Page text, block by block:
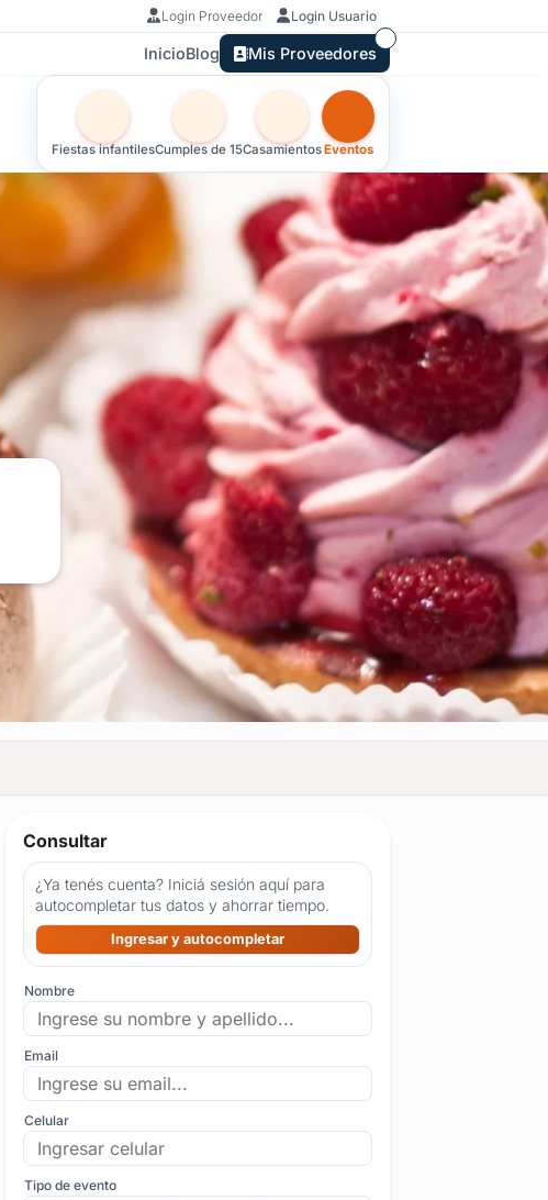
Login Proveedor Login Usuario
InicioBlog Mis Proveedores
Otras versiones de esta ficha por tipo de festejo
Fiestas infantilesCumples de 15CasamientosEventos
Consultar
¿Ya tenés cuenta? Iniciá sesión aquí para
autocompletar tus datos y ahorrar tiempo.
Ingresar y autocompletar
Nombre
Email
Celular
Tipo de evento